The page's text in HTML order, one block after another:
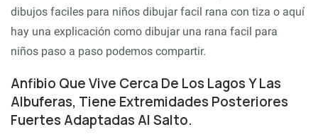
dibujos faciles para niños dibujar facil rana con tiza o aquí
hay una explicación como dibujar una rana facil para
niños paso a paso podemos compartir.
Anfibio Que Vive Cerca De Los Lagos Y Las
Albuferas, Tiene Extremidades Posteriores
Fuertes Adaptadas Al Salto.